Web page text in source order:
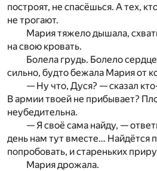
построят, не спасёшься. А тех,
не трогают.
Мария тяжело дышала,
на свою кровать.
Болела грудь. Болело
сильно, будто бежала Мария от
— Ну что, Дуся? — сказал
В армии твоей не прибывает?
неубедительна.
— Я своё сама найду, —
день нам тут вместе… Найдётся
попробовать, и стареньких
Мария дрожала.